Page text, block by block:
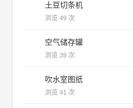
土豆切条机
浏览 49 次
空气储存罐
浏览 39 次
吹水室图纸
浏览 41 次